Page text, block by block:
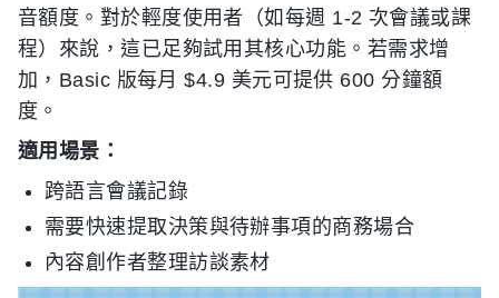
音額度。對於輕度使用者（如每週 1-2 次會議或課
程）來說，這已足夠試用其核心功能。若需求增
加，Basic 版每月 $4.9 美元可提供 600 分鐘額
度。
適用場景：
跨語言會議記錄
需要快速提取決策與待辦事項的商務場合
內容創作者整理訪談素材